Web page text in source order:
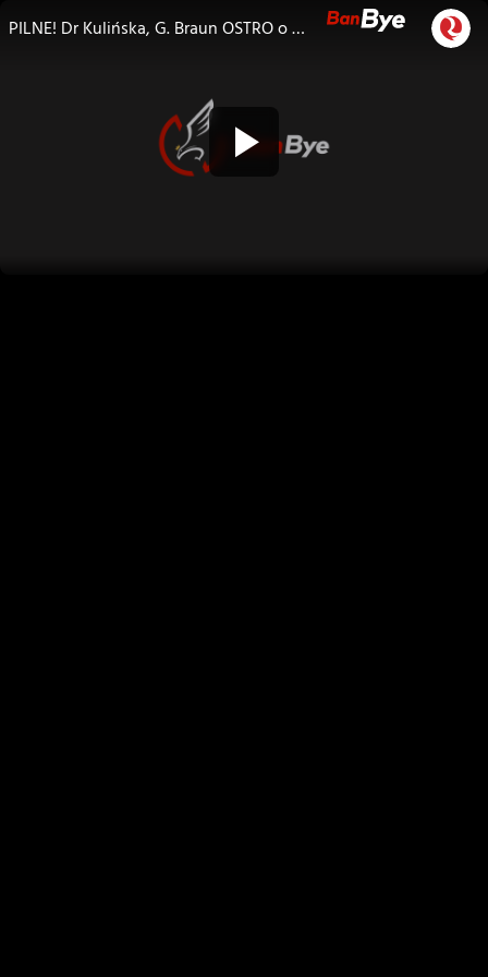
PILNE! Dr Kulińska, G. Braun OSTRO o zdradzie Polaków ws. WOŁYNIA?! O SPRAWIEDLIWOŚĆ, GODNOŚĆ I PAMIĘĆ WOŁAJĄ OFIARY!